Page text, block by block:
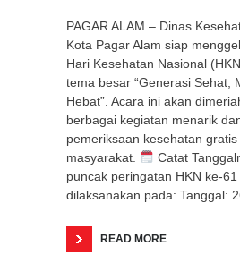
PAGAR ALAM – Dinas
Kota Pagar Alam siap
Hari Kesehatan Nasional
tema besar “Generasi Sehat,
Hebat”. Acara ini akan
berbagai kegiatan menarik
pemeriksaan kesehatan
masyarakat. ​
Catat
puncak peringatan HKN ke-61
dilaksanakan pada: ​Tanggal:
READ MORE